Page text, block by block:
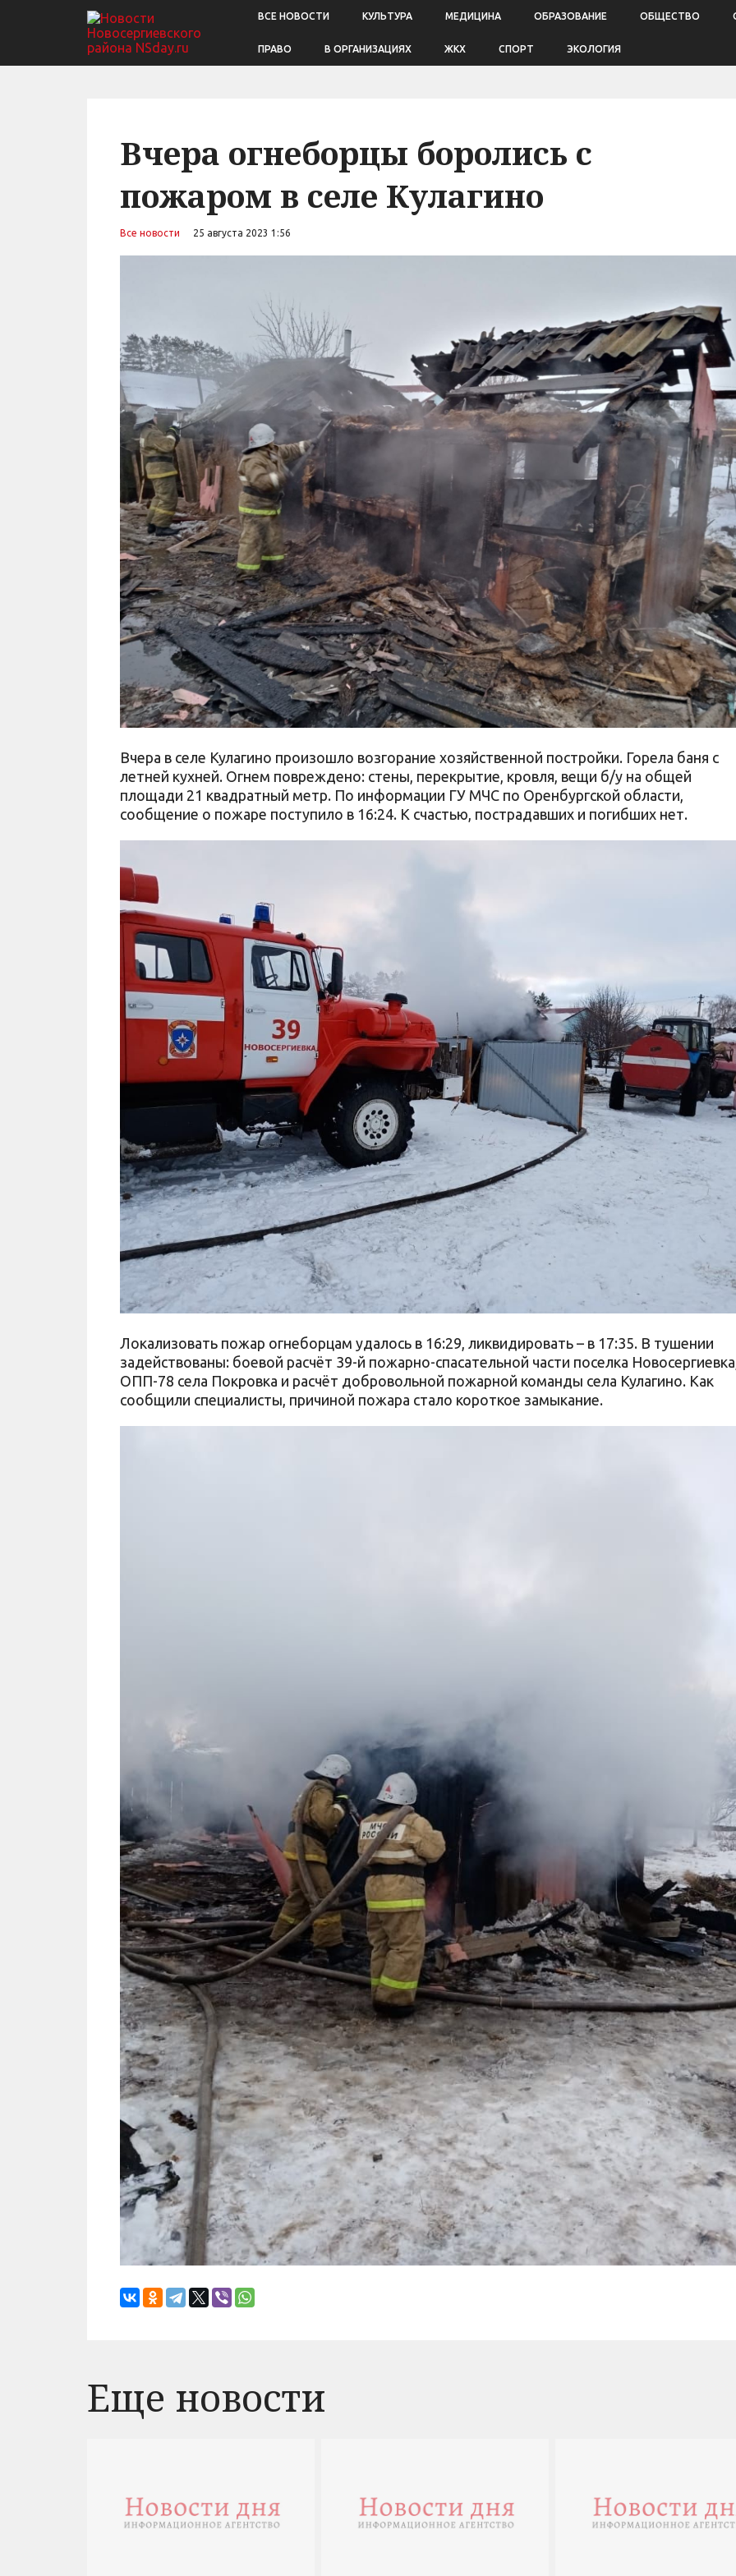
ВСЕ НОВОСТИ КУЛЬТУРА МЕДИЦИНА ОБРАЗОВАНИЕ ОБЩЕСТВО
ПРАВО В ОРГАНИЗАЦИЯХ ЖКХ СПОРТ ЭКОЛОГИЯ
Вчера огнеборцы боролись с
пожаром в селе Кулагино
Все новости 25 августа 2023 1:56
Вчера в селе Кулагино произошло возгорание хозяйственной постройки. Горела баня с
летней кухней. Огнем повреждено: стены, перекрытие, кровля, вещи б/у на общей
площади 21 квадратный метр. По информации ГУ МЧС по Оренбургской области,
сообщение о пожаре поступило в 16:24. К счастью, пострадавших и погибших нет.
Локализовать пожар огнеборцам удалось в 16:29, ликвидировать – в 17:35. В тушении
задействованы: боевой расчёт 39-й пожарно-спасательной части поселка
ОПП-78 села Покровка и расчёт добровольной пожарной команды села Кулагино. Как
сообщили специалисты, причиной пожара стало короткое замыкание.
Еще новости